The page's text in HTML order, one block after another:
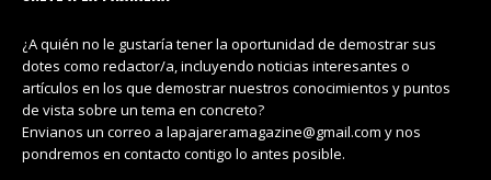
¿A quién no le gustaría tener la oportunidad de demostrar sus
dotes como redactor/a, incluyendo noticias interesantes o
artículos en los que demostrar nuestros conocimientos y puntos
de vista sobre un tema en concreto?
Envianos un correo a lapajareramagazine@gmail.com y nos
pondremos en contacto contigo lo antes posible.